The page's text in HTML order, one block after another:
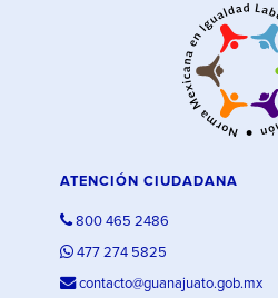
ATENCIÓN CIUDADANA
800 465 2486
477 274 5825
contacto@guanajuato.gob.mx